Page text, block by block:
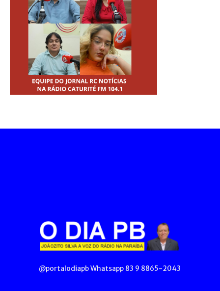
@portalodiapb Whatsapp 83 9 8865-2043